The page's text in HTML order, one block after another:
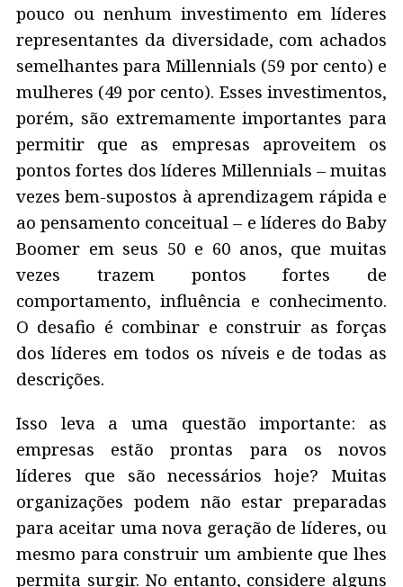
pouco ou nenhum investimento em líderes
representantes da diversidade, com achados
semelhantes para Millennials (59 por cento) e
mulheres (49 por cento). Esses investimentos,
porém, são extremamente importantes para
permitir que as empresas aproveitem os
pontos fortes dos líderes Millennials – muitas
vezes bem-supostos à aprendizagem rápida e
ao pensamento conceitual – e líderes do Baby
Boomer em seus 50 e 60 anos, que muitas
vezes trazem pontos fortes de
comportamento, influência e conhecimento.
O desafio é combinar e construir as forças
dos líderes em todos os níveis e de todas as
descrições.
Isso leva a uma questão importante: as
empresas estão prontas para os novos
líderes que são necessários hoje? Muitas
organizações podem não estar preparadas
para aceitar uma nova geração de líderes, ou
mesmo para construir um ambiente que lhes
permita surgir. No entanto, considere alguns